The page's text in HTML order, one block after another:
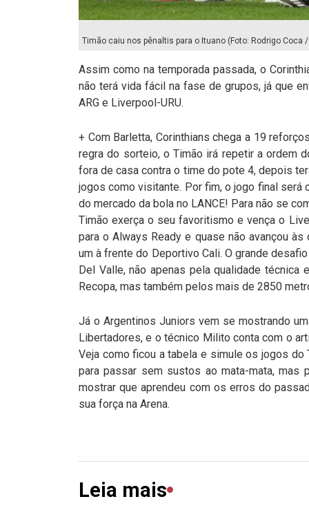
Timão caiu nos pênaltis para o Ituano (Foto: Rodrigo Coca
Assim como na temporada passada, o
não terá vida fácil na fase de grupos, já que
ARG e Liverpool-URU.
+ Com Barletta, Corinthians chega a 19
regra do sorteio, o Timão irá repetir a ordem
fora de casa contra o time do pote 4, depois
jogos como visitante. Por fim, o jogo final será
do mercado da bola no LANCE! Para não se
Timão exerça o seu favoritismo e vença o
para o Always Ready e quase não avançou
um à frente do Deportivo Cali. O grande
Del Valle, não apenas pela qualidade
Recopa, mas também pelos mais de 2850
Já o Argentinos Juniors vem se mostrando
Libertadores, e o técnico Milito conta com o
Veja como ficou a tabela e simule os jogos
para passar sem sustos ao mata-mata, mas
mostrar que aprendeu com os erros do
sua força na Arena.
Leia mais